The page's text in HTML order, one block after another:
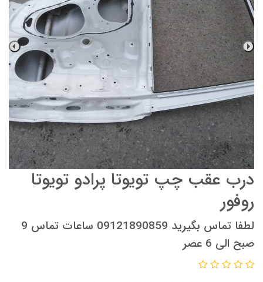
درب عقب چپ تویوتا پرادو تویوتا
روفور
لطفا تماس بگیرید 09121890859 ساعات تماس 9
صبح الی 6 عصر